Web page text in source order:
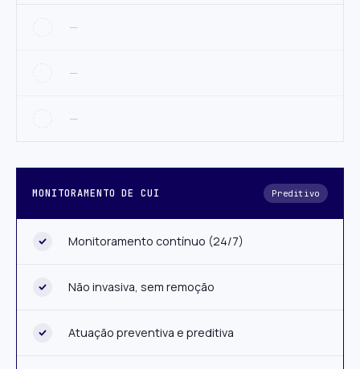
—
—
—
MONITORAMENTO DE CUI Preditivo
Monitoramento contínuo (24/7)
Não invasiva, sem remoção
Atuação preventiva e preditiva